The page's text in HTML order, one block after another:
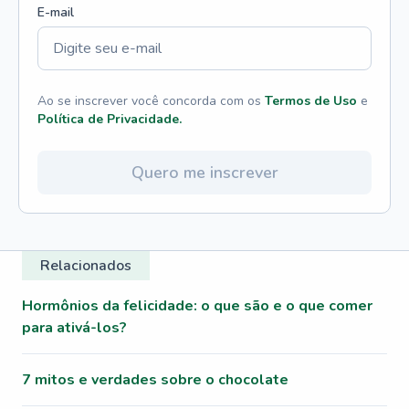
E-mail
Ao se inscrever você concorda com os Termos de Uso e
Política de Privacidade.
Quero me inscrever
Relacionados
Hormônios da felicidade: o que são e o que comer
para ativá-los?
7 mitos e verdades sobre o chocolate